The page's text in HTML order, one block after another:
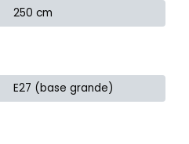
250 cm
E27 (base grande)